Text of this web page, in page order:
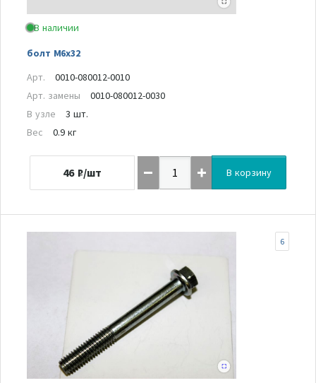
В наличии
болт М6х32
Арт.
0010-080012-0010
Арт. замены
0010-080012-0030
В узле
3 шт.
Вес
0.9 кг
46 ₽/шт В корзину
6